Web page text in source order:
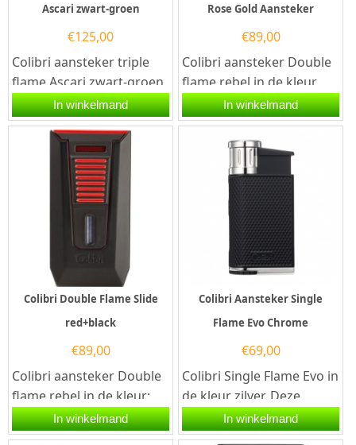
Ascari zwart-groen
€125,00
Colibri aansteker triple
flame Ascari zwart-groen.
Deze Colibri aansteker
heeft een krachtige...
In winkelmand
Rose Gold Aansteker
€89,00
Colibri aansteker Double
flame rebel in de kleur
rosé goud. De aansteker
werkt op butaangas en
In winkelmand
Colibri Double Flame Slide
red+black
€89,00
Colibri aansteker Double
flame rebel in de kleur:
rood/zwart.Deze Colibri
sigaren aansteker heeft...
In winkelmand
Colibri Aansteker Single
Flame Evo Chrome
€69,00
Colibri Single Flame Evo in
de kleur zilver. Deze
Colibri aansteker heeft
een krachtige...
In winkelmand